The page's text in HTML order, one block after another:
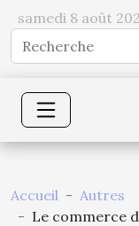
samedi 8 août
Accueil
Autres
Le commerce